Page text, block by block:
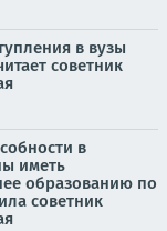
в вузы
советник
в
иметь
образованию по
советник